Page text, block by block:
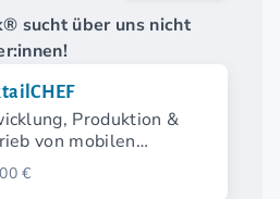
sucht über uns nicht
Produktion &
von mobilen
Anlagen und
Taxi
€